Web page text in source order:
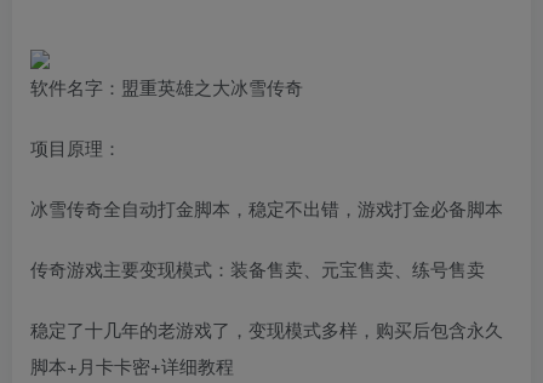
软件名字：盟重英雄之大冰雪传奇
项目原理：
冰雪传奇全自动打金脚本，稳定不出错，游戏打金必备脚本
传奇游戏主要变现模式：装备售卖、元宝售卖、练号售卖
稳定了十几年的老游戏了，变现模式多样，购买后包含永久
脚本+月卡卡密+详细教程